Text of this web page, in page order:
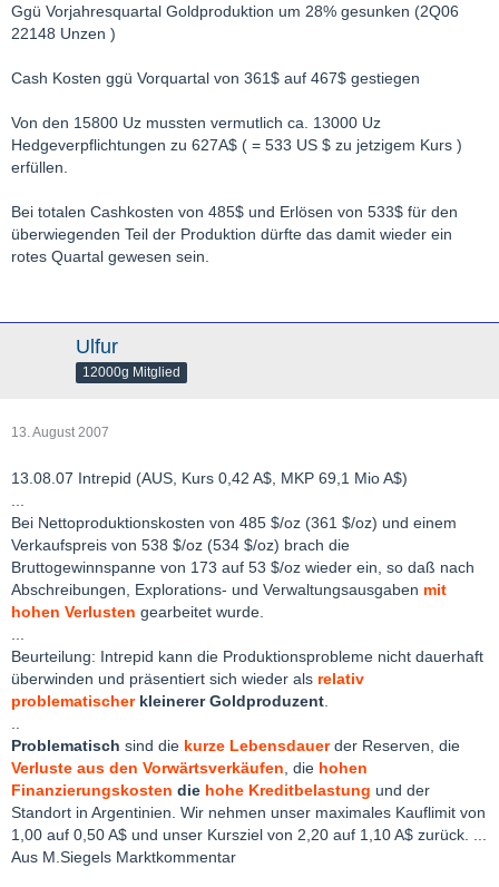
Ggü Vorjahresquartal Goldproduktion um 28% gesunken (2Q06
22148 Unzen )
Cash Kosten ggü Vorquartal von 361$ auf 467$ gestiegen
Von den 15800 Uz mussten vermutlich ca. 13000 Uz
Hedgeverpflichtungen zu 627A$ ( = 533 US $ zu jetzigem Kurs )
erfüllen.
Bei totalen Cashkosten von 485$ und Erlösen von 533$ für den
überwiegenden Teil der Produktion dürfte das damit wieder ein
rotes Quartal gewesen sein.
Ulfur
12000g Mitglied
13. August 2007
13.08.07 Intrepid (AUS, Kurs 0,42 A$, MKP 69,1 Mio A$)
Bei Nettoproduktionskosten von 485 $/oz (361 $/oz) und einem
Verkaufspreis von 538 $/oz (534 $/oz) brach die
Bruttogewinnspanne von 173 auf 53 $/oz wieder ein, so daß nach
Abschreibungen, Explorations- und Verwaltungsausgaben mit
hohen Verlusten gearbeitet wurde.
Beurteilung: Intrepid kann die Produktionsprobleme nicht dauerhaft
überwinden und präsentiert sich wieder als relativ
problematischerkleinerer Goldproduzent
Problematisch sind die kurze Lebensdauerder Reserven, die
Verluste aus den Vorwärtsverkäufen , die hohen
Finanzierungskosten die hohe Kreditbelastung und der
Standort in Argentinien. Wir nehmen unser maximales Kauflimit von
1,00 auf 0,50 A$ und unser Kursziel von 2,20 auf 1,10 A$ zurück. ...
Aus M.Siegels Marktkommentar